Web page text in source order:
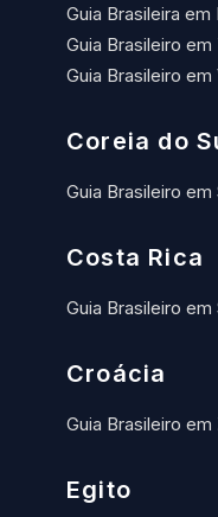
Guia Brasileira em
Guia Brasileiro
Guia Brasileiro
Coreia do
Guia Brasileiro em
Costa Rica
Guia Brasileiro em
Croácia
Guia Brasileiro
Egito